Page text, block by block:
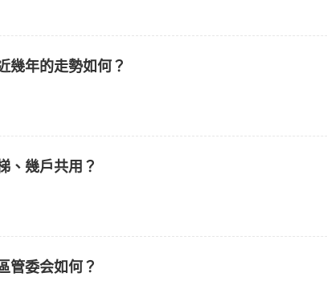
幾年的走勢如何？
、幾戶共用？
管委会如何？